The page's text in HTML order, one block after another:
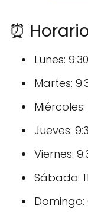
⏰
Lunes:
Martes:
Miércoles:
Jueves:
Viernes:
Sábado: